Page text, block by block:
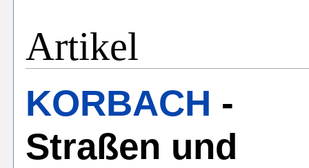
Artikel
KORBACH -
Straßen und